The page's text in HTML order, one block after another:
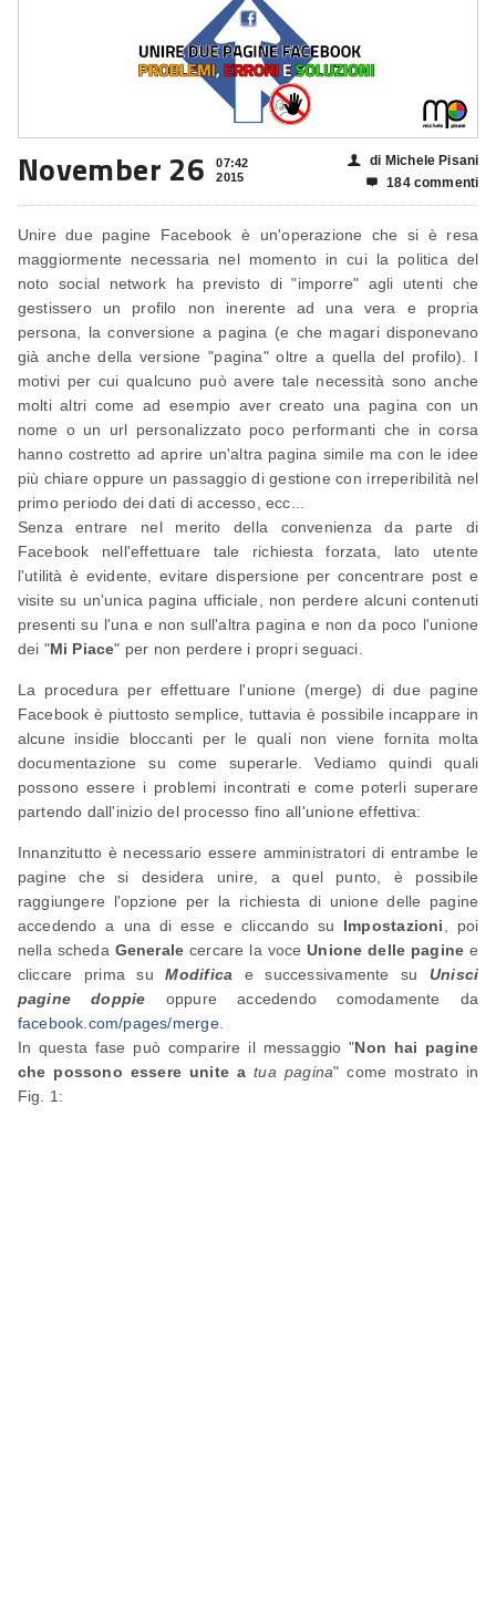
November 26
07:42
2015
👤 di Michele Pisani
 184 commenti
Unire due pagine Facebook è un'operazione che si è resa
maggiormente necessaria nel momento in cui la politica del
noto social network ha previsto di "imporre" agli utenti che
gestissero un profilo non inerente ad una vera e propria
persona, la conversione a pagina (e che magari disponevano
già anche della versione "pagina" oltre a quella del profilo). I
motivi per cui qualcuno può avere tale necessità sono anche
molti altri come ad esempio aver creato una pagina con un
nome o un url personalizzato poco performanti che in corsa
hanno costretto ad aprire un'altra pagina simile ma con le idee
più chiare oppure un passaggio di gestione con irreperibilità nel
primo periodo dei dati di accesso, ecc...
Senza entrare nel merito della convenienza da parte di
Facebook nell'effettuare tale richiesta forzata, lato utente
l'utilità è evidente, evitare dispersione per concentrare post e
visite su un'unica pagina ufficiale, non perdere alcuni contenuti
presenti su l'una e non sull'altra pagina e non da poco l'unione
dei "Mi Piace" per non perdere i propri seguaci.
La procedura per effettuare l'unione (merge) di due pagine
Facebook è piuttosto semplice, tuttavia è possibile incappare in
alcune insidie bloccanti per le quali non viene fornita molta
documentazione su come superarle. Vediamo quindi quali
possono essere i problemi incontrati e come poterli superare
partendo dall'inizio del processo fino all'unione effettiva:
Innanzitutto è necessario essere amministratori di entrambe le
pagine che si desidera unire, a quel punto, è possibile
raggiungere l'opzione per la richiesta di unione delle pagine
accedendo a una di esse e cliccando su Impostazioni , poi
nella scheda Generale cercare la voceUnione delle pagine e
cliccare prima suModifica e successivamente suUnisci
pagine doppie oppure accedendo comodamente da
facebook.com/pages/merge.
In questa fase può comparire il messaggio "Non hai pagine
che possono essere unite atua pagina" come mostrato in
Fig. 1: